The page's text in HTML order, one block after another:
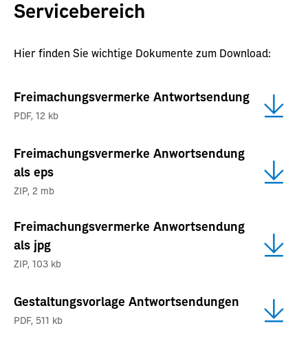
Servicebereich
Hier finden Sie wichtige Dokumente zum Download:
Freimachungsvermerke Antwortsendung
PDF, 12 kb
Freimachungsvermerke Anwortsendung
als eps
ZIP 2 mb
Freimachungsvermerke Anwortsendung
als jpg
ZIP 103 kb
Gestaltungsvorlage Antwortsendungen
PDF, 511 kb